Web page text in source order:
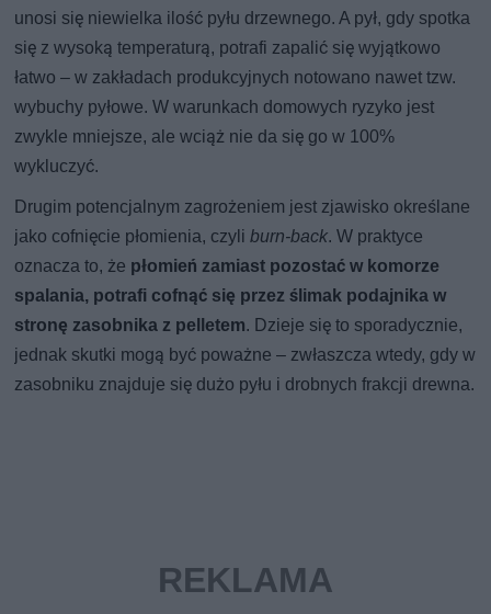
unosi się niewielka ilość pyłu drzewnego. A pył, gdy spotka
się z wysoką temperaturą, potrafi zapalić się wyjątkowo
łatwo – w zakładach produkcyjnych notowano nawet tzw.
wybuchy pyłowe. W warunkach domowych ryzyko jest
zwykle mniejsze, ale wciąż nie da się go w 100%
wykluczyć.
Drugim potencjalnym zagrożeniem jest zjawisko określane
jako cofnięcie płomienia, czyliburn-back. W praktyce
oznacza to, że płomień zamiast pozostać w komorze
spalania, potrafi cofnąć się przez ślimak podajnika w
stronę zasobnika z pelletem. Dzieje się to sporadycznie,
jednak skutki mogą być poważne – zwłaszcza wtedy, gdy w
zasobniku znajduje się dużo pyłu i drobnych frakcji drewna.